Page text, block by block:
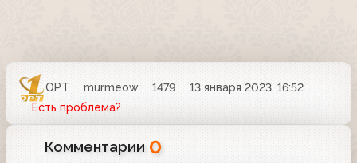
ОРТ murmeow 1479
13 января 2023, 16:52
Есть проблема?
Комментарии 0